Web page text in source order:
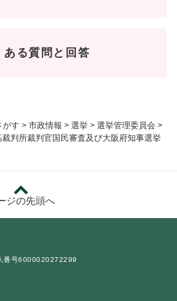
がす > 市政情報 > 選挙 > 選挙管理委員会 >
判所裁判官国民審査及び大阪府知事選挙
ある質問と回答
ジの先頭へ
番号6000020272299